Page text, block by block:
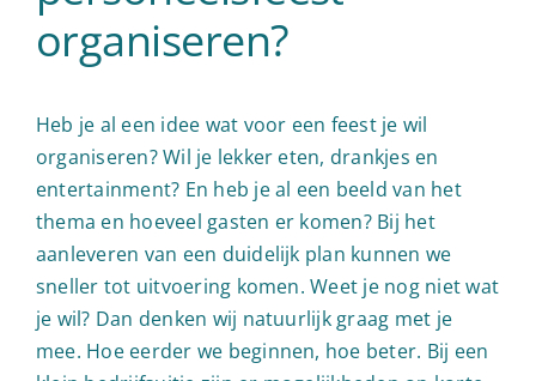
organiseren?
Heb je al een idee wat voor een feest je wil
organiseren? Wil je lekker eten, drankjes en
entertainment? En heb je al een beeld van het
thema en hoeveel gasten er komen? Bij het
aanleveren van een duidelijk plan kunnen we
sneller tot uitvoering komen. Weet je nog niet wat
je wil? Dan denken wij natuurlijk graag met je
mee. Hoe eerder we beginnen, hoe beter. Bij een